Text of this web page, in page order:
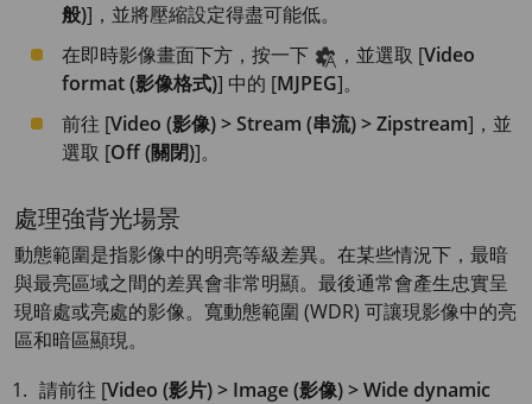
般)]，並將壓縮設定得盡可能低。
在即時影像畫面下方，按一下
，並選取 [Video
format (影像格式)] 中的 [MJPEG]。
前往 [Video (影像) > Stream (串流) > Zipstream]，並
選取 [Off (關閉)]。
處理強背光場景
動態範圍是指影像中的明亮等級差異。在某些情況下，最暗
與最亮區域之間的差異會非常明顯。最後通常會產生忠實呈
現暗處或亮處的影像。寬動態範圍 (WDR) 可讓現影像中的亮
區和暗區顯現。
請前往 [Video (影片) > Image (影像) > Wide dynamic